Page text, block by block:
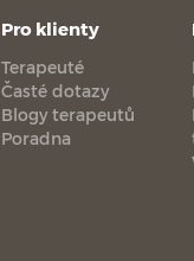
Pro klienty
Terapeuté
Časté dotazy
Blogy terapeutů
Poradna